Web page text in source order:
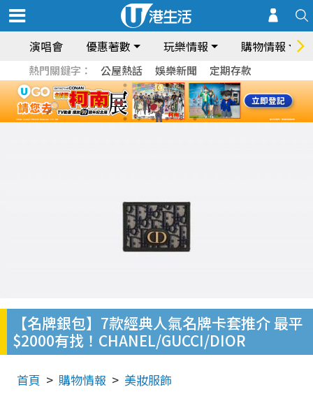
演唱會 優惠著數 玩樂情報 購物情報
熱門關鍵字： 公屋熱話 娛樂新聞 定期存款
【名牌銀包】7款經典人氣名牌卡套推介 最平
$2000有找！CHANEL/GUCCI/DIOR
首頁 購物情報 美妝服飾